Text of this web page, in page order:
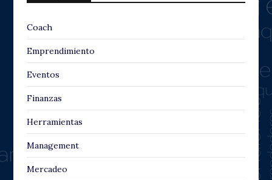
Coach
Emprendimiento
Eventos
Finanzas
Herramientas
Management
Mercadeo